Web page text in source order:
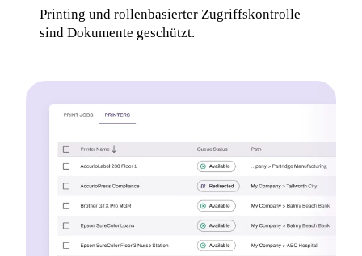
Printing und rollenbasierter Zugriffskontrolle
sind Dokumente geschützt.